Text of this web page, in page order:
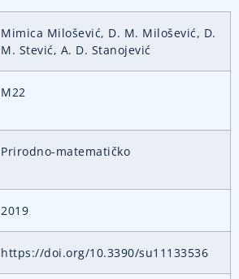
Mimica Milošević, D. M. Milošević, D.
M. Stević, A. D. Stanojević
M22
Prirodno-matematičko
2019
https://doi.org/10.3390/su11133536